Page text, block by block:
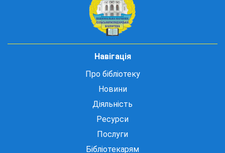
Навігація
Про бібліотеку
Новини
Діяльність
Ресурси
Послуги
Бібліотекарям